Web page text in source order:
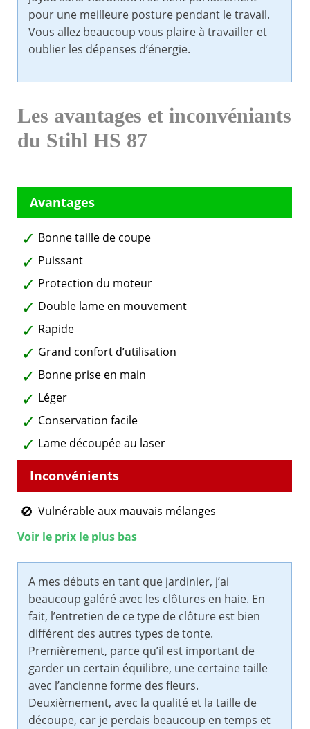
pour une meilleure posture pendant le travail.
Vous allez beaucoup vous plaire à travailler et
oublier les dépenses d’énergie.
Les avantages et inconvéniants
du Stihl HS 87
Bonne taille de coupe
Puissant
Protection du moteur
Double lame en mouvement
Rapide
Grand confort d’utilisation
Bonne prise en main
Léger
Conservation facile
Lame découpée au laser
Vulnérable aux mauvais mélanges
Voir le prix le plus bas
A mes débuts en tant que jardinier, j’ai
beaucoup galéré avec les clôtures en haie. En
fait, l’entretien de ce type de clôture est bien
différent des autres types de tonte.
Premièrement, parce qu’il est important de
garder un certain équilibre, une certaine taille
avec l’ancienne forme des fleurs.
Deuxièmement, avec la qualité et la taille de
découpe, car je perdais beaucoup en temps et